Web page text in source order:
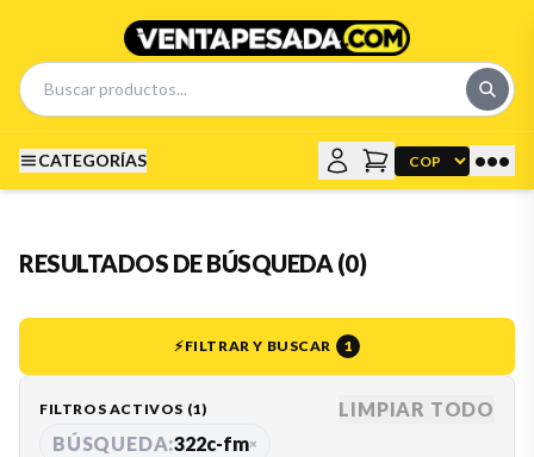
CATEGORÍAS •••
RESULTADOS DE BÚSQUEDA (0)
⚡FILTRAR Y BUSCAR 1
FILTROS ACTIVOS (1)
LIMPIAR TODO
BÚSQUEDA:322c-fm×